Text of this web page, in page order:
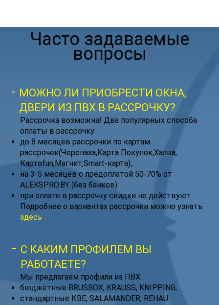
Часто задаваемые
вопросы
МОЖНО ЛИ ПРИОБРЕСТИ ОКНА,
ДВЕРИ ИЗ ПВХ В РАССРОЧКУ?
Рассрочка возможна! Два популярных способа
оплаты в рассрочку:
до 8 месяцев рассрочки по картам
рассрочек(Черепаха,Карта Покупок,Халва,
Картоfun,Магнит,Smart-карта);
на 3-5 месяцев с предоплатой 50-70% от
ALEKSPRO.BY (без банков).
при оплате в рассрочку скидки не действуют.
Подробнее о вариантах рассрочки можно узнать
здесь.
С КАКИМ ПРОФИЛЕМ ВЫ
РАБОТАЕТЕ?
Мы предлагаем профили из ПВХ:
бюджетные BRUSBOX, KRAUSS, KNIPPING;
стандартные КВЕ, SALAMANDER, REHAU.